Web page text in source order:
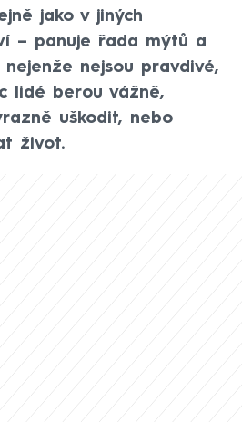
jako v jiných
– panuje řada mýtů a
nejsou pravdivé,
lidé berou vážně,
uškodit, nebo
život.